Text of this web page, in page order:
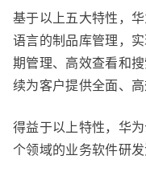
基于以上五大特性，
语言的制品库管理，
期管理、高效查看和
续为客户提供全面、
得益于以上特性，华
个领域的业务软件研发